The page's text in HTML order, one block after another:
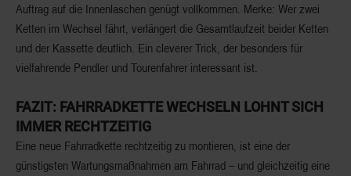
Auftrag auf die Innenlaschen genügt vollkommen. Merke: Wer zwei
Ketten im Wechsel fährt, verlängert die Gesamtlaufzeit beider Ketten
und der Kassette deutlich. Ein cleverer Trick, der besonders für
vielfahrende Pendler und Tourenfahrer interessant ist.
FAZIT: FAHRRADKETTE WECHSELN LOHNT SICH
IMMER RECHTZEITIG
Eine neue Fahrradkette rechtzeitig zu montieren, ist eine der
günstigsten Wartungsmaßnahmen am Fahrrad – und gleichzeitig eine